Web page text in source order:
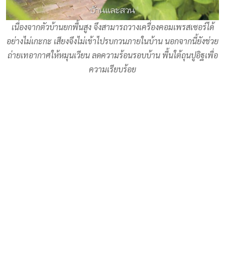
เนื่องจากตัวบ้านยกพื้นสูง จึงสามารถวางเครื่องคอมเพรสเซอร์ได้
อย่างไม่เกะกะ เสียงจึงไม่เข้าไปรบกวนภายในบ้าน นอกจากนี้ยังช่วย
ถ่ายเทอากาศให้หมุนเวียน ลดความร้อนรอบบ้าน พื้นใต้ถุนปูอิฐเพื่อ
ความเรียบร้อย